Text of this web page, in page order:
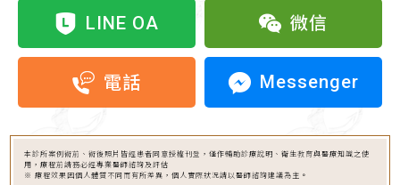
LINE OA 微信
電話 Messenger
本診所案例術前、術後照片皆經患者同意授權刊登，僅作輔助診療說明、衛生教育與醫療知識之使
用，療程前請務必經專業醫師諮詢及評估
※ 療程效果因個人體質不同而有所差異，個人實際狀況請以醫師諮詢建議為主。